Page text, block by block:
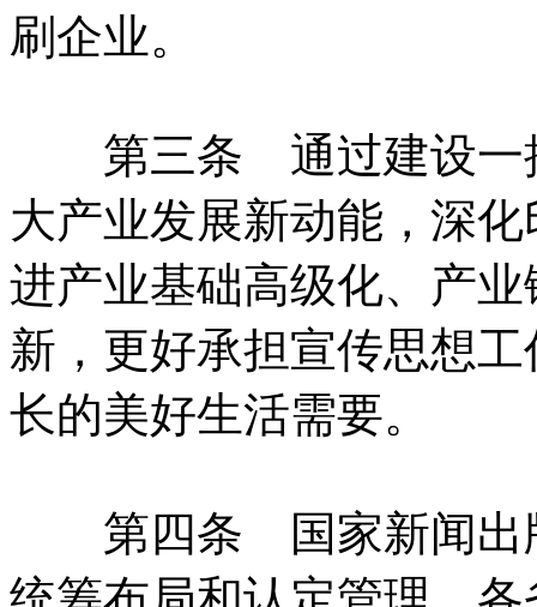
刷企业。
第三条 通过建设一批
大产业发展新动能，深
进产业基础高级化、产
新，更好承担宣传思想
长的美好生活需要。
第四条 国家新闻出版